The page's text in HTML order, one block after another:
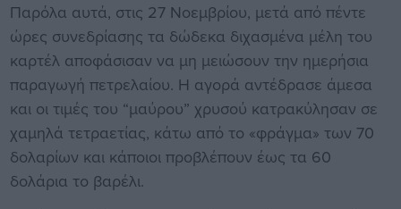
Παρόλα αυτά, στις 27 Νοεμβρίου, μετά από πέντε
ώρες συνεδρίασης τα δώδεκα διχασμένα μέλη του
καρτέλ αποφάσισαν να μη μειώσουν την ημερήσια
παραγωγή πετρελαίου. Η αγορά αντέδρασε άμεσα
και οι τιμές του “μαύρου” χρυσού κατρακύλησαν σε
χαμηλά τετραετίας, κάτω από το «φράγμα» των 70
δολαρίων και κάποιοι προβλέπουν έως τα 60
δολάρια το βαρέλι.